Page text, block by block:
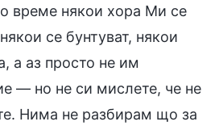
време някои хора Ми се
се бунтуват, някои
а аз просто не им
— но не си мислете, че не
Нима не разбирам що за